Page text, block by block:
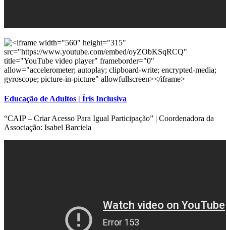
Educação de Adultos | Íris Inclusiva
“CAIP – Criar Acesso Para Igual Participação” | Coordenadora da
Associação: Isabel Barciela